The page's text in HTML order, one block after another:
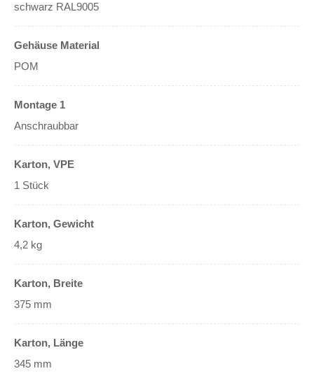
schwarz RAL9005
Gehäuse Material
POM
Montage 1
Anschraubbar
Karton, VPE
1 Stück
Karton, Gewicht
4,2 kg
Karton, Breite
375 mm
Karton, Länge
345 mm